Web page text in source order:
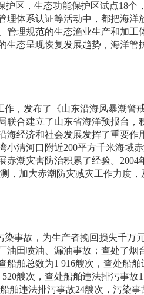
护区，生态功能保护区试点18个
理体系认证等活动中，都把海洋
管理规范的生态渔业生产和加工
生态呈现恢复发展趋势，海洋管
，发布了《山东沿海风暴潮警
联合建立了山东省海洋预报台，
海经济和社会发展发挥了重要作
小清河口附近200平方千米海域
潮灾害防治积累了经验。 2004
，加大赤潮防灾减灾工作力度，
事故，为生产者挽回损失千万元
油田喷油、漏油事故；查处了烟
船舶总数为1 916艘次，查处船舶
520艘次，查处船舶违法排污事故
舶违法排污事故24艘次，污染事